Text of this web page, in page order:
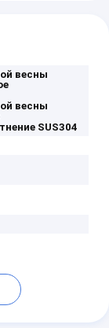
весны
весны
SUS304